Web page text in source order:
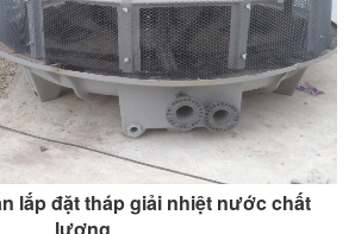
lắp đặt tháp giải nhiệt nước chất